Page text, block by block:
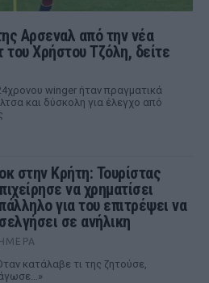
Αρσεναλ από την νέα
του Χρήστου Τζόλη, δείτε
winger ήταν πραγματικά
και δύσκολη για έλεγχο από
στην Κρήτη: Τουρίστας
να χρηματίσει
για του επιτρέψει να
σε ανήλικη
κατάλαβε τι της ζητούσε,